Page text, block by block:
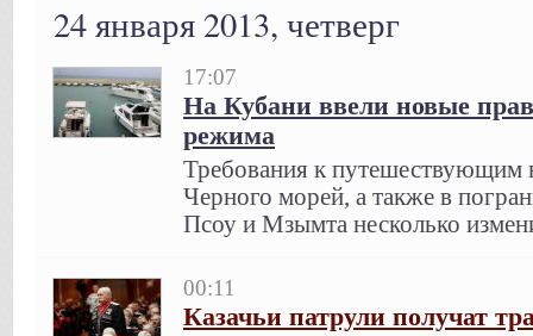
24 января 2013, четверг
17:07
На Кубани ввели новые
режима
Требования к путешествующим
Черного морей, а также в
Псоу и Мзымта несколько
00:11
Казачьи патрули получат